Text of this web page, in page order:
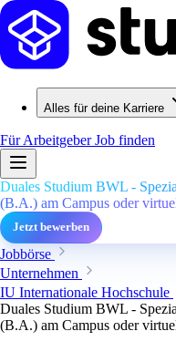
Alles für deine Karriere
Für ArbeitgeberJob finden
Duales Studium BWL -
(B.A.) am Campus oder
Jetzt bewerben
Jobbörse
Unternehmen
IU Internationale Hochschule
Duales Studium BWL -
(B.A.) am Campus oder